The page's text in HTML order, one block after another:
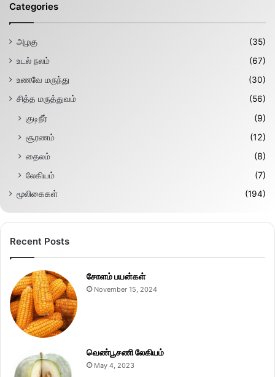
Categories
அழகு
(35)
உடல் நலம்
(67)
உணவே மருந்து
(30)
சித்த மருத்துவம்
(56)
குடிநீர்
(9)
சூரணம்
(12)
தைலம்
(8)
லேகியம்
(7)
மூலிகைகள் (194)
Recent Posts
சோளம் பயன்கள்
November 15, 2024
வெண்பூசணி லேகியம்
May 4, 2023